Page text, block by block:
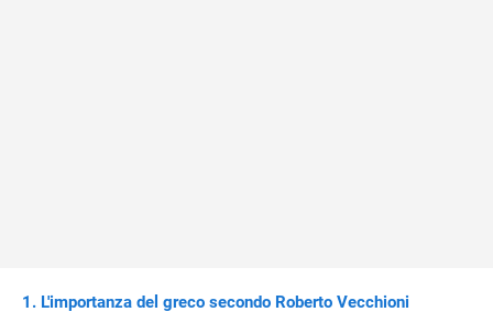
L'importanza del greco secondo Roberto Vecchioni